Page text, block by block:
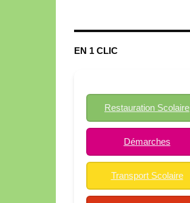
EN 1 CLIC
Restauration Scolaire
Démarches
Transport Scolaire